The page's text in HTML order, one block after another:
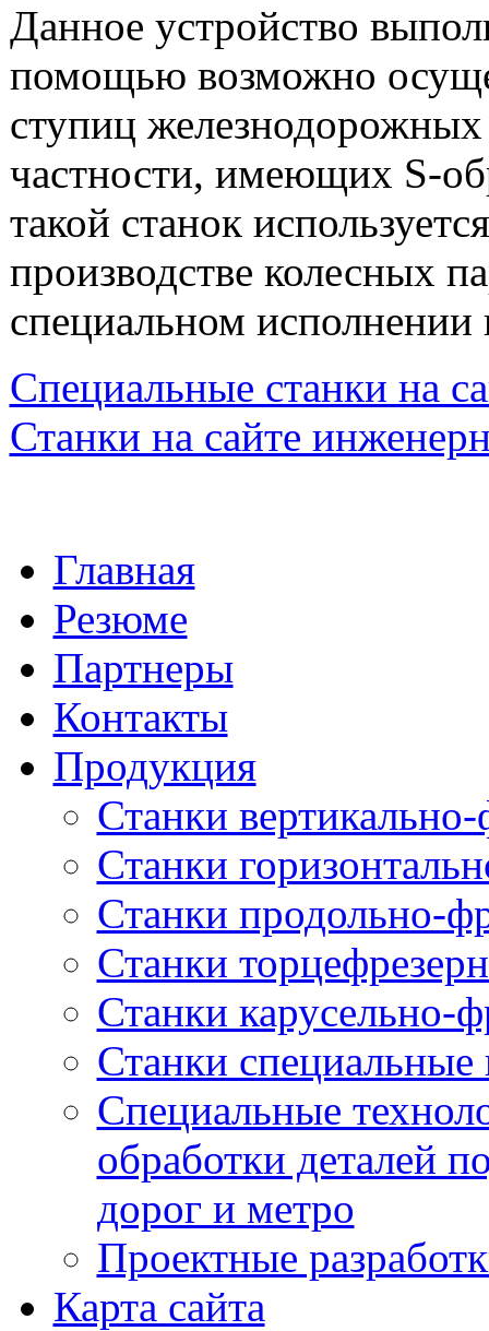
Данное устройство
помощью возможно
ступиц
частности, имеющих S-
такой станок
производстве колесных
специальном
Специальные станки на
Станки на сайте
Главная
Резюме
Партнеры
Контакты
Продукция
Станки
Станки
Станки продольно-
Станки
Станки карусельно-
Станки
Специальные
обработки деталей
дорог и метро
Проектные
Карта сайта